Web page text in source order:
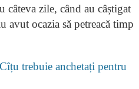
zile, când au câștigat
avut ocazia să petreacă timp
trebuie anchetați pentru